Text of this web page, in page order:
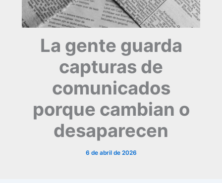
La gente guarda
capturas de
comunicados
porque cambian o
desaparecen
6 de abril de 2026